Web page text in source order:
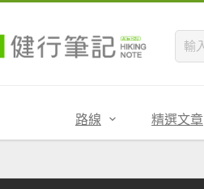
路線 精選文章